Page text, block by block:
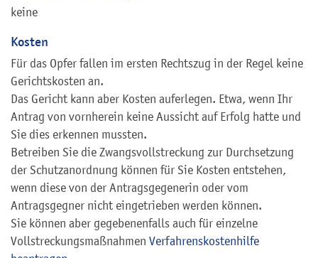
keine
Kosten
Für das Opfer fallen im ersten Rechtszug in der Regel keine
Gerichtskosten an.
Das Gericht kann aber Kosten auferlegen. Etwa, wenn Ihr
Antrag von vornherein keine Aussicht auf Erfolg hatte und
Sie dies erkennen mussten.
Betreiben Sie die Zwangsvollstreckung zur Durchsetzung
der Schutzanordnung können für Sie Kosten entstehen,
wenn diese von der Antragsgegenerin oder vom
Antragsgegner nicht eingetrieben werden können.
Sie können aber gegebenenfalls auch für einzelne
Vollstreckungsmaßnahmen Verfahrenskostenhilfe